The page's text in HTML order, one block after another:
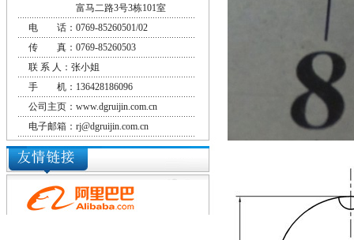
富马二路3号3栋101室
电 话：0769-85260501/02
传 真：0769-85260503
联 系 人：张小姐
手 机：136428186096
公司主页：www.dgruijin.com.cn
电子邮箱：rj@dgruijin.com.cn